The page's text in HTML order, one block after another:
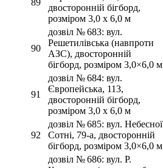
двосторонній бігборд,
розміром 3,0 х 6,0 м
90
дозвіл № 683: вул.
Решетилівська (навпроти
АЗС), двосторонній
бігборд, розміром 3,0×6,0 м
91
дозвіл № 684: вул.
Європейська, 113,
двосторонній бігборд,
розміром 3,0 х 6,0 м
92
дозвіл № 685: вул. Небесної
Сотні, 79-а, двосторонній
бігборд, розміром 3,0×6,0 м
дозвіл № 686: вул. Р.